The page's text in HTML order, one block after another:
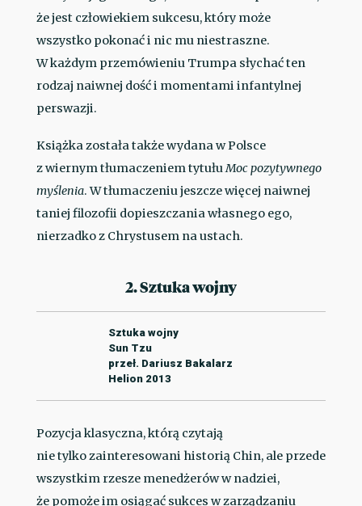
że jest człowiekiem sukcesu, który może
wszystko pokonać i nic mu niestraszne.
W każdym przemówieniu Trumpa słychać ten
rodzaj naiwnej dość i momentami infantylnej
perswazji.
Książka została także wydana w Polsce
z wiernym tłumaczeniem tytułu Moc pozytywnego
myślenia. W tłumaczeniu jeszcze więcej naiwnej
taniej filozofii dopieszczania własnego ego,
nierzadko z Chrystusem na ustach.
2. Sztuka wojny
Sztuka wojny
Sun Tzu
przeł. Dariusz Bakalarz
Helion 2013
Pozycja klasyczna, którą czytają
nie tylko zainteresowani historią Chin, ale przede
wszystkim rzesze menedżerów w nadziei,
że pomoże im osiągać sukces w zarządzaniu